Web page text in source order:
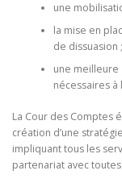
une
la mise en
de dissuasion ;
une
nécessaires
La Cour des Comptes
création d’une
impliquant tous les
partenariat avec